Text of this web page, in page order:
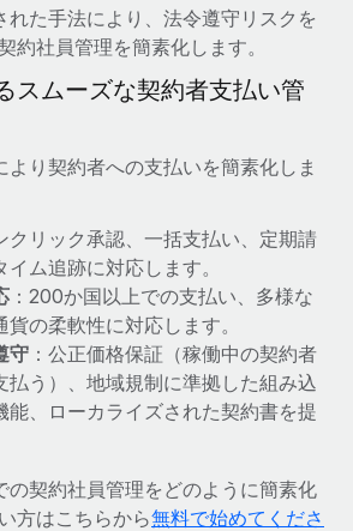
界のどこにいても、あらゆる規模の企業が
採用し、管理し、給与を支給できるようにす
週間で、新しい統合、機能、改良点をリリー
事例、ビジネスを守る方法
に魅力的な標的です。多額の資金がシステ
いるためです。このため、自社のビジネス
て重要です。...
れた手法により、法令遵守リスクを
約社員管理を簡素化します。
ムーズな契約者支払い管
り契約者への支払いを簡素化しま
クリック承認、一括支払い、定期請
ム追跡に対応します。
：200か国以上での支払い、多様な
の柔軟性に対応します。
守 ：公正価格保証（稼働中の契約者
払う）、地域規制に準拠した組み込
能、ローカライズされた契約書を提
の契約社員管理をどのように簡素化
方はこちらから無料で始めてくださ